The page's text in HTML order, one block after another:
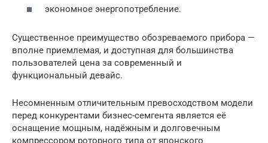
экономное энергопотребление.
Существенное преимущество обозреваемого прибора —
вполне приемлемая, и доступная для большинства
пользователей цена за современный и
функциональный девайс.
Несомненным отличительным превосходством модели
перед конкурентами бизнес-семгента является её
оснащение мощным, надёжным и долговечным
компрессором роторного типа от японского